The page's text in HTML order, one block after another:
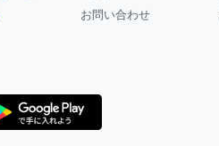
お問い合わせ